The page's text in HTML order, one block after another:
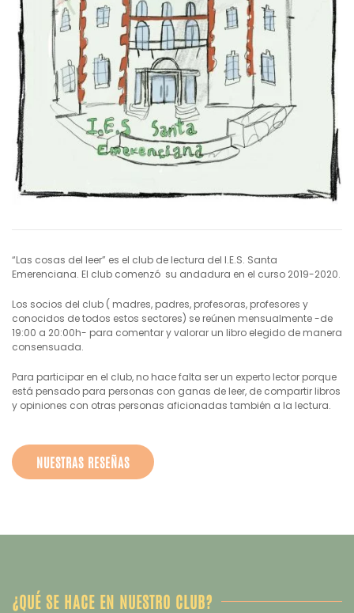
“Las cosas del leer” es el club de lectura del I.E.S. Santa
Emerenciana. El club comenzó su andadura en el curso 2019-2020.
Los socios del club ( madres, padres, profesoras, profesores y
conocidos de todos estos sectores) se reúnen mensualmente -de
19:00 a 20:00h- para comentar y valorar un libro elegido de manera
consensuada.
Para participar en el club, no hace falta ser un experto lector porque
está pensado para personas con ganas de leer, de compartir libros
y opiniones con otras personas aficionadas también a la lectura.
NUESTRAS RESEÑAS
¿QUÉ SE HACE EN NUESTRO CLUB?